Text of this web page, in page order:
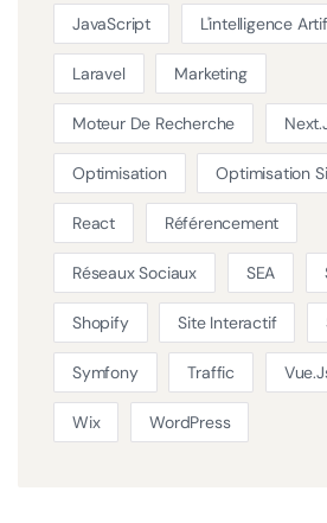
JavaScript L'intelligence
Laravel Marketing
Moteur De Recherche
Optimisation Optimisation
React Référencement
Réseaux Sociaux SEA
Shopify Site Interactif
Symfony Traffic
Wix WordPress